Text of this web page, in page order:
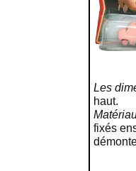
Les
haut.
fixés